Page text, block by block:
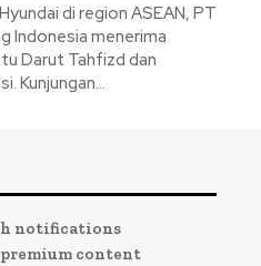
di region ASEAN, PT
Indonesia menerima
Darut Tahfizd dan
Kunjungan...
notifications
content